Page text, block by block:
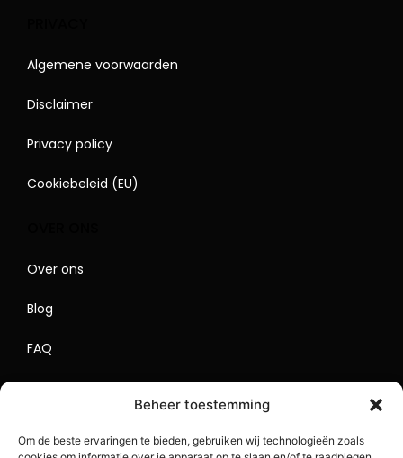
Beheer toestemming
Om de beste ervaringen te bieden, gebruiken wij technologieën zoals
Algemene voorwaarden
Disclaimer
Privacy policy
Cookiebeleid (EU)
Over ons
Blog
FAQ